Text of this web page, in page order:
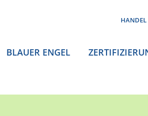
HANDEL
BLAUER ENGEL